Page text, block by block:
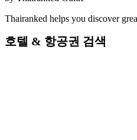
Thairanked helps you discover
호텔 & 항공권 검색